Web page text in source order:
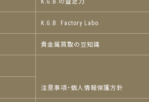
K.G.B. Factory Labo.
貴金属買取の豆知識
注意事項・個人情報保護方針